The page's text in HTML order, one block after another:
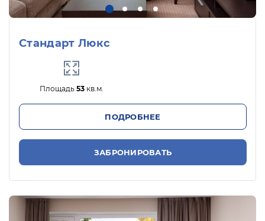
Стандарт Люкс
Площадь 53кв.м.
ПОДРОБНЕЕ
ЗАБРОНИРОВАТЬ